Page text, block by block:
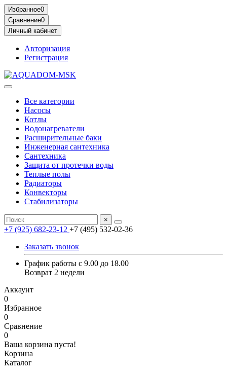
Избранное0
Сравнение0
Личный кабинет
Авторизация
Регистрация
Все категории
Насосы
Котлы
Водонагреватели
Расширительные баки
Инженерная сантехника
Сантехника
Защита от протечки воды
Теплые полы
Радиаторы
Конвекторы
Стабилизаторы
×
+7 (925) 682-23-12 +7 (495) 532-02-36
Заказать звонок
График работы с 9.00 до 18.00
Возврат 2 недели
Аккаунт
0
Избранное
0
Сравнение
0
Ваша корзина пуста!
Корзина
Каталог